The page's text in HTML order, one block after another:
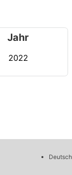
Jahr
2022
Deutsch